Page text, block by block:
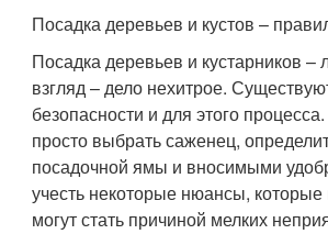
Посадка деревьев и кустов –
Посадка деревьев и кустарников
взгляд – дело нехитрое.
безопасности и для этого
просто выбрать саженец,
посадочной ямы и вносимыми
учесть некоторые нюансы,
могут стать причиной мелких